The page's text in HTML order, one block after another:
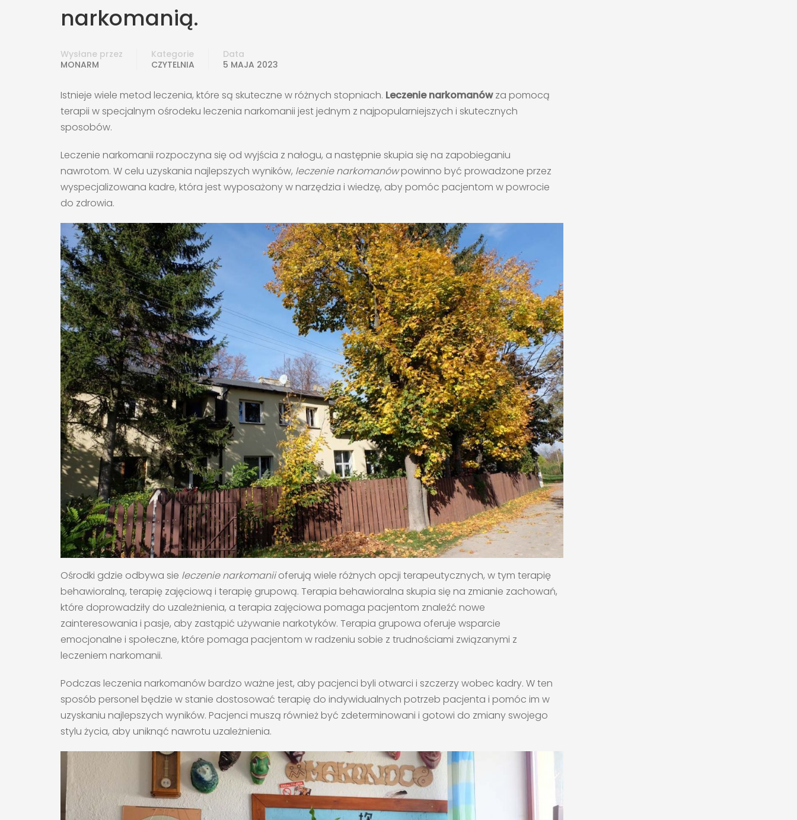
narkomanią.
Wysłane przez
MONARM
Kategorie
CZYTELNIA
Data
5 MAJA 2023
Istnieje wiele metod leczenia, które są skuteczne w różnych stopniach. Leczenie narkomanówza pomocą
terapii w specjalnym ośrodeku leczenia narkomanii jest jednym z najpopularniejszych i skutecznych
sposobów.
Leczenie narkomanii rozpoczyna się od wyjścia z nałogu, a następnie skupia się na zapobieganiu
nawrotom. W celu uzyskania najlepszych wyników, leczenie narkomanówpowinno być prowadzone przez
wyspecjalizowana kadre, która jest wyposażony w narzędzia i wiedzę, aby pomóc pacjentom w powrocie
do zdrowia.
Ośrodki gdzie odbywa sie leczenie narkomaniioferują wiele różnych opcji terapeutycznych, w tym terapię
behawioralną, terapię zajęciową i terapię grupową. Terapia behawioralna skupia się na zmianie zachowań,
które doprowadziły do uzależnienia, a terapia zajęciowa pomaga pacjentom znaleźć nowe
zainteresowania i pasje, aby zastąpić używanie narkotyków. Terapia grupowa oferuje wsparcie
emocjonalne i społeczne, które pomaga pacjentom w radzeniu sobie z trudnościami związanymi z
leczeniem narkomanii.
Podczas leczenia narkomanów bardzo ważne jest, aby pacjenci byli otwarci i szczerzy wobec kadry. W ten
sposób personel będzie w stanie dostosować terapię do indywidualnych potrzeb pacjenta i pomóc im w
uzyskaniu najlepszych wyników. Pacjenci muszą również być zdeterminowani i gotowi do zmiany swojego
stylu życia, aby uniknąć nawrotu uzależnienia.